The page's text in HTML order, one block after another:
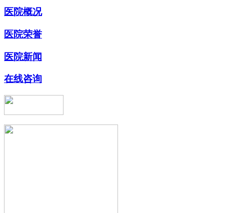
医院概况
医院荣誉
医院新闻
在线咨询